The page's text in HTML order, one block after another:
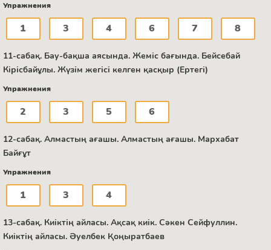
Упражнения
1 3 4 6 7 8
11-сабақ. Бау-бақша аясында. Жеміс бағында. Бейсебай
Кірісбайұлы. Жүзім жегісі келген қасқыр (Ертегі)
Упражнения
2 3 5 6
12-сабақ. Алмастың ағашы. Алмастың ағашы. Мархабат
Байғұт
Упражнения
1 3 4
13-сабақ. Киіктің айласы. Ақсақ киік. Сәкен Сейфуллин.
Киіктің айласы. Әуелбек Қоңыратбаев